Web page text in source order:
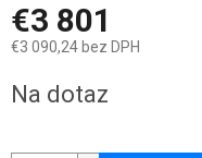
€3 801
€3 090,24 bez DPH
cena:
Na dotaz